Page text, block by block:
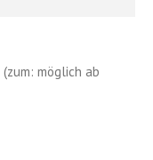
(zum: möglich ab